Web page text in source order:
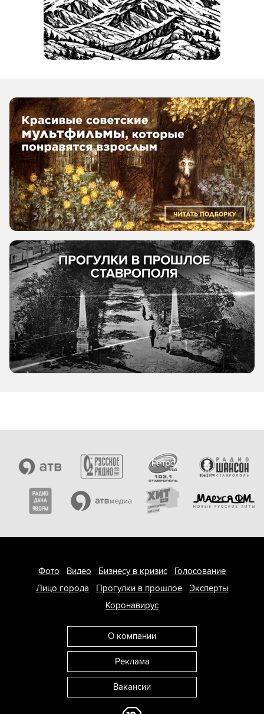
Фото Видео Бизнесу в кризис
Голосование
Лицо города
Прогулки в прошлое
Эксперты
Коронавирус
О компании
Реклама
Вакансии